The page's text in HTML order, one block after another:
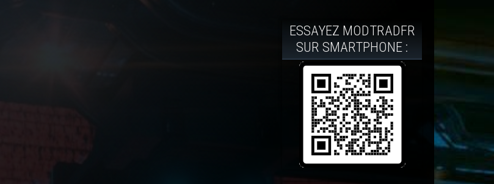
ESSAYEZ MODTRADFR
SUR SMARTPHONE :